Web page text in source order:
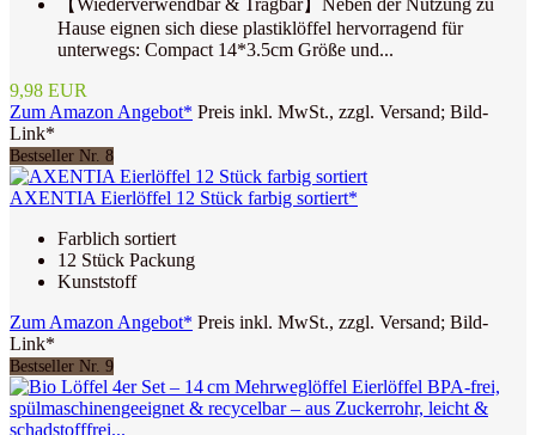
【Wiederverwendbar & Tragbar】Neben der Nutzung zu
Hause eignen sich diese plastiklöffel hervorragend für
unterwegs: Compact 14*3.5cm Größe und...
9,98 EUR
Zum Amazon Angebot* Preis inkl. MwSt., zzgl. Versand; Bild-
Link*
Bestseller Nr. 8
AXENTIA Eierlöffel 12 Stück farbig sortiert*
Farblich sortiert
12 Stück Packung
Kunststoff
Zum Amazon Angebot* Preis inkl. MwSt., zzgl. Versand; Bild-
Link*
Bestseller Nr. 9